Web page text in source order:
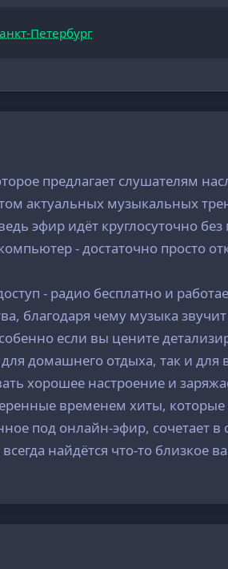
Петербург
предлагает слушателям
актуальных музыкальных
эфир идёт круглосуточно
- достаточно просто
- радио бесплатно и
благодаря чему музыка
если вы цените
домашнего отдыха, так и
хорошее настроение и
временем хиты,
под онлайн-эфир, сочетает в
найдётся что-то близкое